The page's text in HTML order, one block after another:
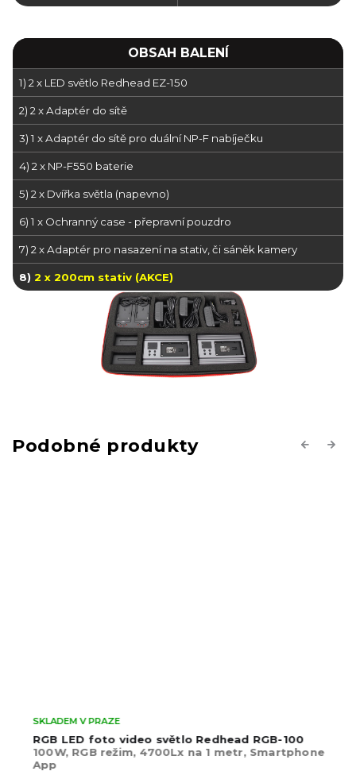
OBSAH BALENÍ
1) 2 x LED světlo Redhead EZ-150
2) 2 x Adaptér do sítě
3) 1 x Adaptér do sítě pro duální NP-F nabíječku
4) 2 x NP-F550 baterie
5) 2 x Dvířka světla (napevno)
6) 1 x Ochranný case - přepravní pouzdro
7) 2 x Adaptér pro nasazení na stativ, či sáněk kamery
8) 2 x 200cm stativ (AKCE)
Previous
RGB LED foto video světlo Redhead RGB-100
100W, RGB režim, 4700Lx na 1 metr, Smartphone
App
SKLADEM V PRAZE
Next